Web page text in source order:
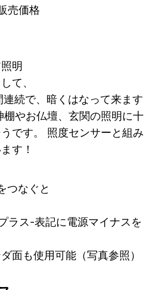
売価格
明
て、
続で、暗くはなって来ます
やお仏壇、玄関の照明に十
です。 照度センサーと組み
す！
つなぐと
ラス-表記に電源マイナスを
面も使用可能（写真参照）